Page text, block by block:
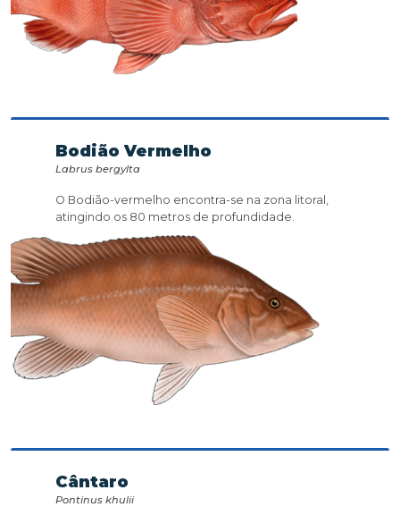
Bodião Vermelho
Labrus bergylta
O Bodião-vermelho encontra-se na zona litoral,
atingindo os 80 metros de profundidade.
Cântaro
Pontinus khulii